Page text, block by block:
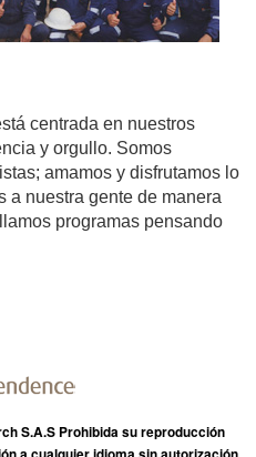
centrada en nuestros
y orgullo. Somos
amamos y disfrutamos lo
a nuestra gente de manera
programas pensando
S.A.S Prohibida su reproducción